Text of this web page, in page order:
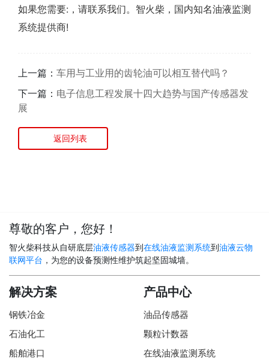
如果您需要:，请联系我们。智火柴，国内知名油液监测
系统提供商!
上一篇： 车用与工业用的齿轮油可以相互替代吗？
下一篇： 电子信息工程发展十四大趋势与国产传感器发
展
返回列表
尊敬的客户，您好！
智火柴科技从自研底层油液传感器到在线油液监测系统到油液云物
联网平台 ，为您的设备预测性维护筑起坚固城墙。
解决方案
钢铁冶金
石油化工
船舶港口
产品中心
油品传感器
颗粒计数器
在线油液监测系统